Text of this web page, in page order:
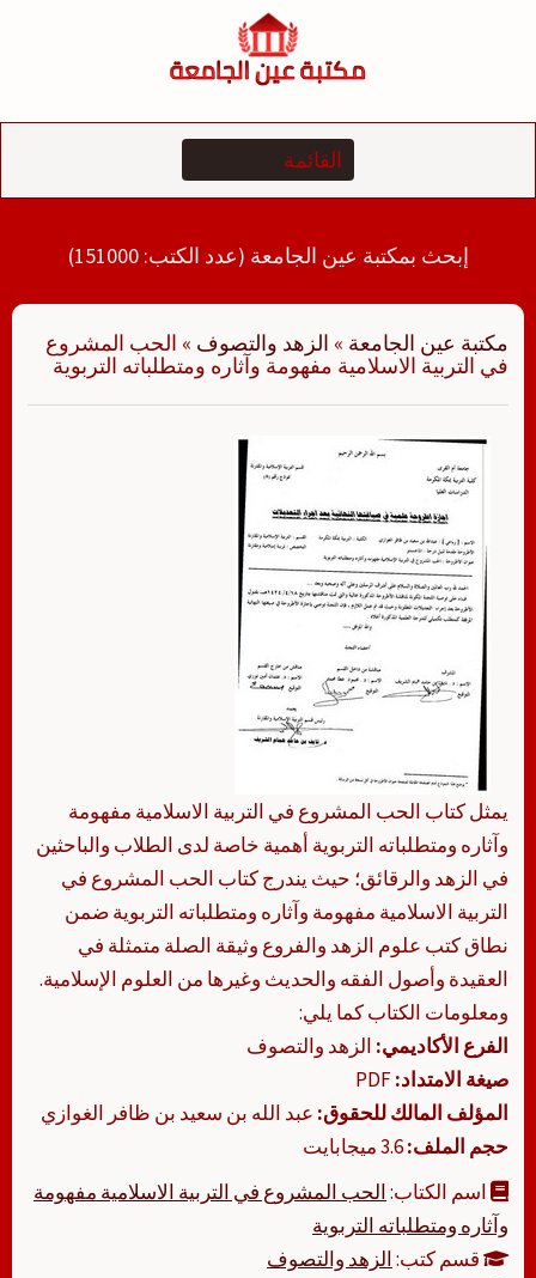
إبحث بمكتبة عين الجامعة (عدد الكتب: 151000)
مكتبة عين الجامعة » الزهد والتصوف » الحب المشروع
في التربية الاسلامية مفهومة وآثاره ومتطلباته التربوية
يمثل كتاب الحب المشروع في التربية الاسلامية مفهومة
وآثاره ومتطلباته التربوية أهمية خاصة لدى الطلاب والباحثين
في الزهد والرقائق؛ حيث يندرج كتاب الحب المشروع في
التربية الاسلامية مفهومة وآثاره ومتطلباته التربوية ضمن
نطاق كتب علوم الزهد والفروع وثيقة الصلة متمثلة في
العقيدة وأصول الفقه والحديث وغيرها من العلوم الإسلامية.
ومعلومات الكتاب كما يلي:
الفرع الأكاديمي: الزهد والتصوف
صيغة الامتداد:
المؤلف المالك للحقوق: عبد الله بن سعيد بن ظافر الغوازي
حجم الملف:
اسم الكتاب:الحب المشروع في التربية الاسلامية مفهومة
وآثاره ومتطلباته التربوية
قسم كتب:الزهد والتصوف